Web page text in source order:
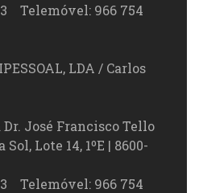
Telemóvel: 966 754
LDA / Carlos
José Francisco Tello
Lote 14, 1ºE | 8600-
Telemóvel: 966 754